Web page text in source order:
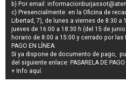
b) Por email:
c) Presencialmente: en la Oficina de
Libertad, 7), de lunes a viernes de 8:30 a
jueves de 16:00 a 18:30 h (del 15 de
horario de 8:00 a 15:00 y cerrado por las
PAGO EN LÍNEA:
Si ya dispone de documento de pago,
del siguiente enlace: PASARELA DE PAGO
+ Info aquí.